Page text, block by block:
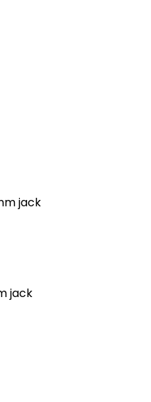
jack
jack